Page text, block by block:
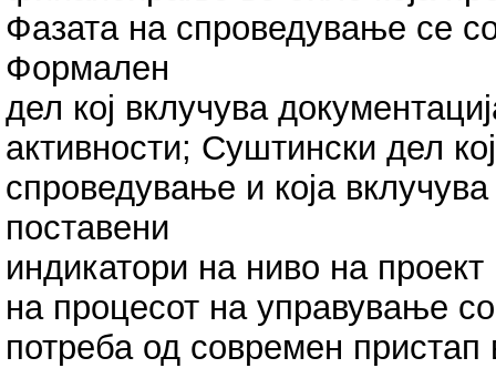
Фазата на спроведување се
Формален
дел кој вклучува
активности; Суштински дел
спроведување и која
поставени
индикатори на ниво на
на процесот на управување
потреба од современ